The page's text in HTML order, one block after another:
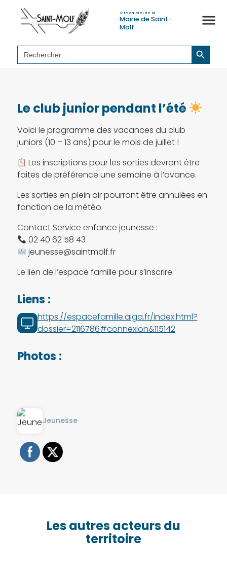
Site officiel de la
Mairie de Saint-
Molf
Search
for:
Search Button
Le club junior pendant l’été
Voici le programme des vacances du club
juniors (10 – 13 ans) pour le mois de juillet !
Les inscriptions pour les sorties devront être
faites de préférence une semaine à l’avance.
Les sorties en plein air pourront être annulées en
fonction de la météo.
Contact Service enfance jeunesse :
02 40 62 58 43
jeunesse@saintmolf.fr
Le lien de l’espace famille pour s’inscrire
Liens :
https://espacefamille.aiga.fr/index.html?
dossier=2116786#connexion&115142
Photos :
Jeunesse
Les autres acteurs du
territoire